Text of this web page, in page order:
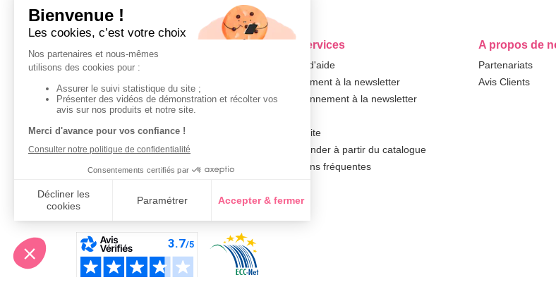
Suivi de commande
Livraison
Paiement facilité
Satisfait ou remboursé, retour ou échange
Codes promotionnels
Glossaire des produits chimiques
Informations environnementales des
Nos services
Besoin d'aide
Abonnement à la newsletter
Désabonnement à la newsletter
1ère visite
Commander à partir du catalogue
Questions fréquentes
A propos de
Partenariats
Avis Clients